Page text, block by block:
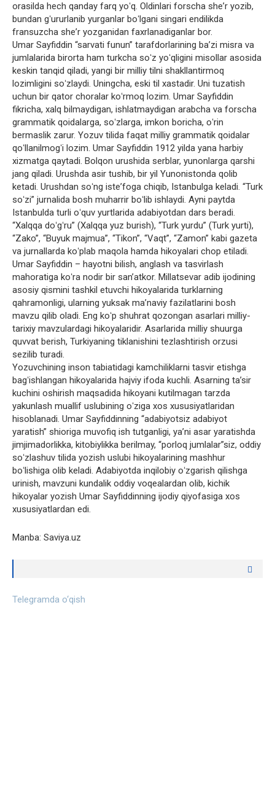
orasilda hech qanday farq yoʻq. Oldinlari forscha sheʼr yozib,
bundan gʻururlanib yurganlar boʻlgani singari endilikda
fransuzcha sheʼr yozganidan faxrlanadiganlar bor.
Umar Sayfiddin “sarvati funun” tarafdorlarining baʼzi misra va
jumlalarida birorta ham turkcha soʻz yoʻqligini misollar asosida
keskin tanqid qiladi, yangi bir milliy tilni shakllantirmoq
lozimligini soʻzlaydi. Uningcha, eski til xastadir. Uni tuzatish
uchun bir qator choralar koʻrmoq lozim. Umar Sayfiddin
fikricha, xalq bilmaydigan, ishlatmaydigan arabcha va forscha
grammatik qoidalarga, soʻzlarga, imkon boricha, oʻrin
bermaslik zarur. Yozuv tilida faqat milliy grammatik qoidalar
qoʻllanilmogʻi lozim. Umar Sayfiddin 1912 yilda yana harbiy
xizmatga qaytadi. Bolqon urushida serblar, yunonlarga qarshi
jang qiladi. Urushda asir tushib, bir yil Yunonistonda qolib
ketadi. Urushdan soʻng isteʼfoga chiqib, Istanbulga keladi. “Turk
soʻzi” jurnalida bosh muharrir boʻlib ishlaydi. Ayni paytda
Istanbulda turli oʻquv yurtlarida adabiyotdan dars beradi.
“Xalqqa doʻgʻru” (Xalqqa yuz burish), “Turk yurdu” (Turk yurti),
“Zako”, “Buyuk majmua”, “Tikon”, “Vaqt”, “Zamon” kabi gazeta
va jurnallarda koʻplab maqola hamda hikoyalari chop etiladi.
Umar Sayfiddin – hayotni bilish, anglash va tasvirlash
mahoratiga koʻra nodir bir sanʼatkor. Millatsevar adib ijodining
asosiy qismini tashkil etuvchi hikoyalarida turklarning
qahramonligi, ularning yuksak maʼnaviy fazilatlarini bosh
mavzu qilib oladi. Eng koʻp shuhrat qozongan asarlari milliy-
tarixiy mavzulardagi hikoyalaridir. Asarlarida milliy shuurga
quvvat berish, Turkiyaning tiklanishini tezlashtirish orzusi
sezilib turadi.
Yozuvchining inson tabiatidagi kamchiliklarni tasvir etishga
bagʻishlangan hikoyalarida hajviy ifoda kuchli. Asarning taʼsir
kuchini oshirish maqsadida hikoyani kutilmagan tarzda
yakunlash muallif uslubining oʻziga xos xususiyatlaridan
hisoblanadi. Umar Sayfiddinning “adabiyotsiz adabiyot
yaratish” shioriga muvofiq ish tutganligi, yaʼni asar yaratishda
jimjimadorlikka, kitobiylikka berilmay, “porloq jumlalar”siz, oddiy
soʻzlashuv tilida yozish uslubi hikoyalarining mashhur
boʻlishiga olib keladi. Adabiyotda inqilobiy oʻzgarish qilishga
urinish, mavzuni kundalik oddiy voqealardan olib, kichik
hikoyalar yozish Umar Sayfiddinning ijodiy qiyofasiga xos
xususiyatlardan edi.
Manba: Saviya.uz
Telegramda o‘qish